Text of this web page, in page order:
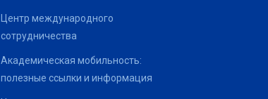
Центр международного
сотрудничества
Академическая мобильность:
полезные ссылки и информация